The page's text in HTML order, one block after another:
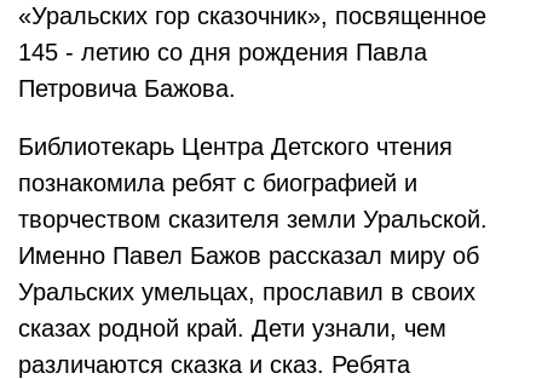
«Уральских гор сказочник», посвященное
145 - летию со дня рождения Павла
Петровича Бажова.
Библиотекарь Центра Детского чтения
познакомила ребят с биографией и
творчеством сказителя земли Уральской.
Именно Павел Бажов рассказал миру об
Уральских умельцах, прославил в своих
сказах родной край. Дети узнали, чем
различаются сказка и сказ. Ребята